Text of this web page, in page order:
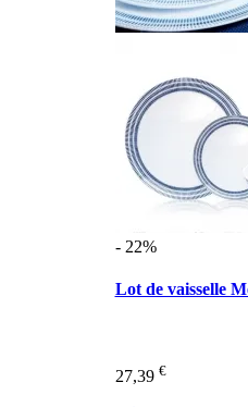
- 22%
Lot de vaisselle
27,39 €